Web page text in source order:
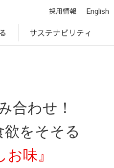
採用情報 English
サステナビリティ
合わせ！
をそそる
味』